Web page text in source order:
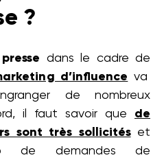
?
dans le cadre de
d’influence va
de nombreux
il faut savoir que de
sont très sollicitéset
de demandes de